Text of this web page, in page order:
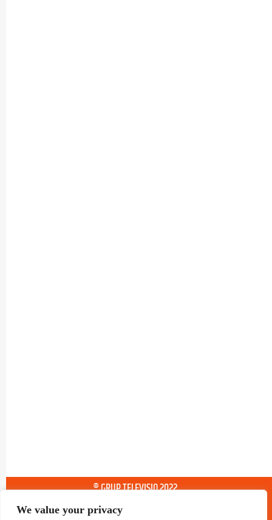
We value your privacy
® GRUP TELEVISIO 2022.